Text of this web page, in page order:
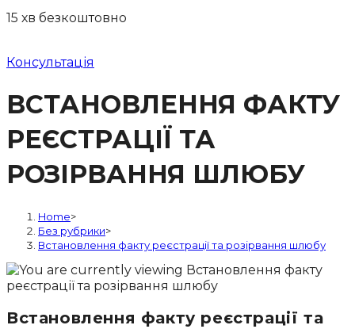
15 хв безкоштовно
Консультація
ВСТАНОВЛЕННЯ ФАКТУ
РЕЄСТРАЦІЇ ТА
РОЗІРВАННЯ ШЛЮБУ
Home>
Без рубрики>
Встановлення факту реєстрації та розірвання шлюбу
Встановлення факту реєстрації та